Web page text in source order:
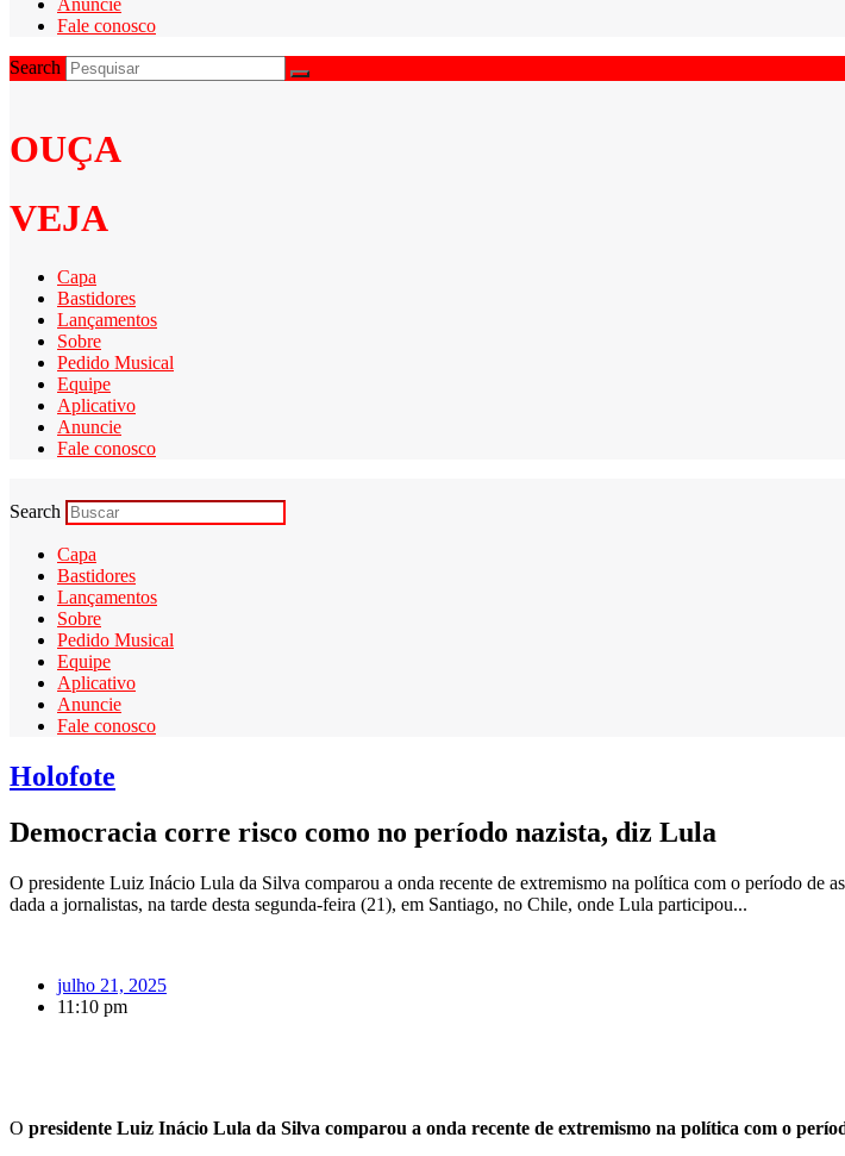
Fale conosco
Search
OUÇA
VEJA
Capa
Bastidores
Lançamentos
Sobre
Pedido Musical
Equipe
Aplicativo
Anuncie
Fale conosco
Search
Capa
Bastidores
Lançamentos
Sobre
Pedido Musical
Equipe
Aplicativo
Anuncie
Fale conosco
Holofote
Democracia corre risco como no período nazista, diz Lula
O presidente Luiz Inácio Lula da Silva comparou a onda recente de extremismo na política com o período de
dada a jornalistas, na tarde desta segunda-feira (21), em Santiago, no Chile, onde Lula participou...
julho 21, 2025
11:10 pm
O presidente Luiz Inácio Lula da Silva comparou a onda recente de extremismo na política com o